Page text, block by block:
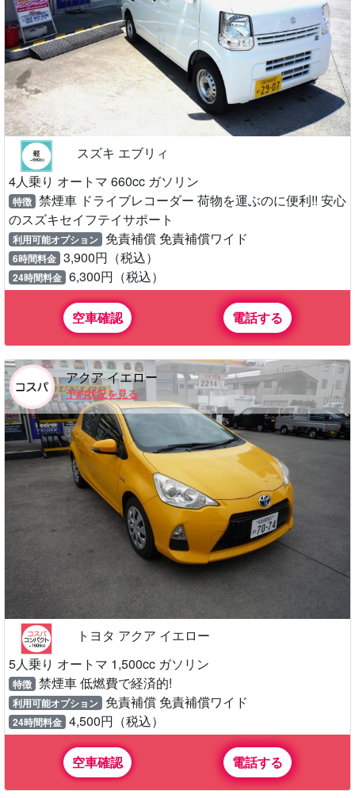
スズキ エブリィ
4人乗り オートマ 660cc ガソリン
特徴 禁煙車 ドライブレコーダー 荷物を運ぶのに便利!! 安心
のスズキセイフテイサポート
利用可能オプション 免責補償 免責補償ワイド
6時間料金 3,900円（税込）
24時間料金 6,300円（税込）
空車確認 電話する
アクア イエロー
予約状況を見る
トヨタ アクア イエロー
5人乗り オートマ 1,500cc ガソリン
特徴 禁煙車 低燃費で経済的!
利用可能オプション 免責補償 免責補償ワイド
24時間料金 4,500円（税込）
空車確認 電話する